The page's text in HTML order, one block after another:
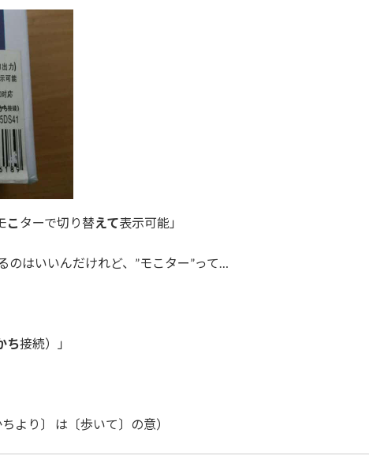
こ ターで切り替えて表示可能」
のはいいんだけれど、”モこター”って…
ち接続）」
より〕 は〔歩いて〕の意）